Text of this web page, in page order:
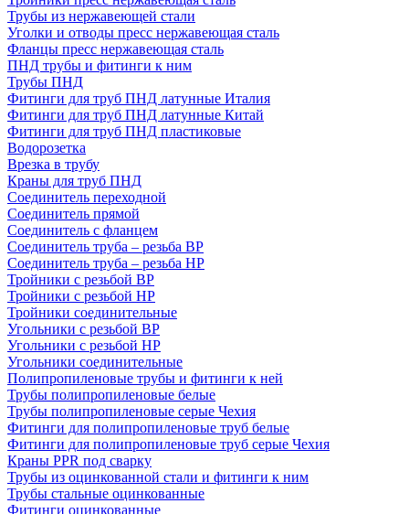
Трубы из нержавеющей стали
Уголки и отводы пресс нержавеющая сталь
Фланцы пресс нержавеющая сталь
ПНД трубы и фитинги к ним
Трубы ПНД
Фитинги для труб ПНД латунные Италия
Фитинги для труб ПНД латунные Китай
Фитинги для труб ПНД пластиковые
Водорозетка
Врезка в трубу
Краны для труб ПНД
Соединитель переходной
Соединитель прямой
Соединитель с фланцем
Соединитель труба – резьба ВР
Соединитель труба – резьба НР
Тройники с резьбой ВР
Тройники с резьбой НР
Тройники соединительные
Угольники с резьбой ВР
Угольники с резьбой НР
Угольники соединительные
Полипропиленовые трубы и фитинги к ней
Трубы полипропиленовые белые
Трубы полипропиленовые серые Чехия
Фитинги для полипропиленовые труб белые
Фитинги для полипропиленовые труб серые Чехия
Краны PPR под сварку
Трубы из оцинкованной стали и фитинги к ним
Трубы стальные оцинкованные
Фитинги оцинкованные